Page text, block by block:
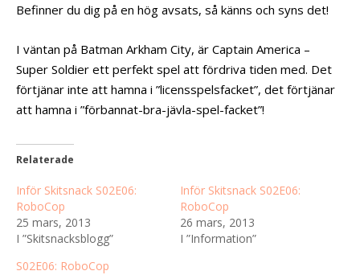
Befinner du dig på en hög avsats, så känns och syns det!
I väntan på Batman Arkham City, är Captain America –
Super Soldier ett perfekt spel att fördriva tiden med. Det
förtjänar inte att hamna i ”licensspelsfacket”, det förtjänar
att hamna i ”förbannat-bra-jävla-spel-facket”!
Relaterade
Inför Skitsnack S02E06:
RoboCop
25 mars, 2013
I ”Skitsnacksblogg”
Inför Skitsnack S02E06:
RoboCop
26 mars, 2013
I ”Information”
S02E06: RoboCop